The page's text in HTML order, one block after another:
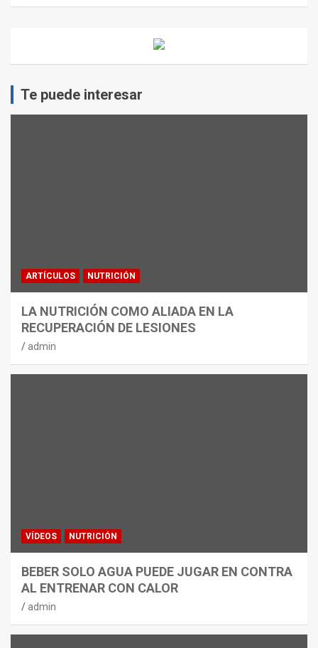
Te puede interesar
ARTÍCULOS NUTRICIÓN
LA NUTRICIÓN COMO ALIADA EN LA
RECUPERACIÓN DE LESIONES
admin
VÍDEOS NUTRICIÓN
BEBER SOLO AGUA PUEDE JUGAR EN CONTRA
AL ENTRENAR CON CALOR
admin